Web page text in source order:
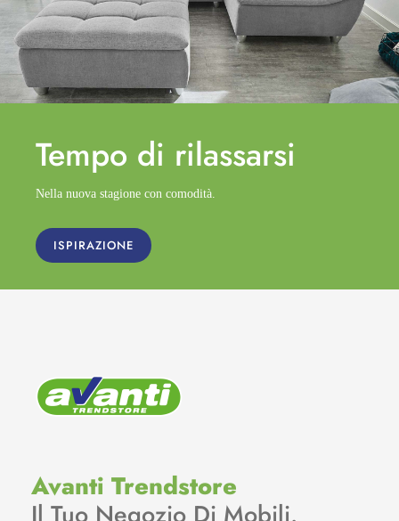
Tempo di rilassarsi
Nella nuova stagione con comodità.
ISPIRAZIONE
Avanti Trendstore